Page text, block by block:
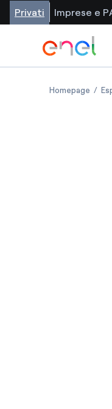
Privati Imprese e
Homepage